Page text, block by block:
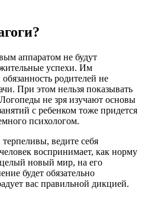
аппаратом не будут
успехи. Им
родителей не
При этом нельзя показывать
не зря изучают основы
с ребенком тоже придется
психологом.
ведите себя
воспринимает, как норму
целый новый мир, на его
будет обязательно
вас правильной дикцией.